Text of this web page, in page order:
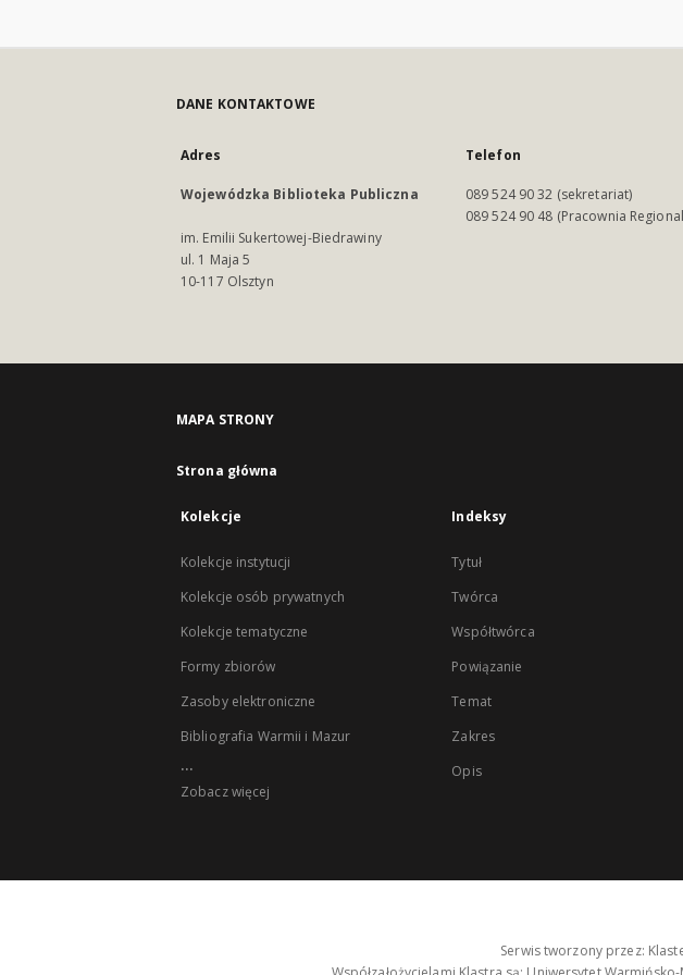
DANE KONTAKTOWE
Adres
Wojewódzka Biblioteka Publiczna
im. Emilii Sukertowej-Biedrawiny
ul. 1 Maja 5
10-117 Olsztyn
Telefon
089 524 90 32 (sekretariat)
089 524 90 48 (Pracownia
MAPA STRONY
Strona główna
Kolekcje
Kolekcje instytucji
Kolekcje osób prywatnych
Kolekcje tematyczne
Formy zbiorów
Zasoby elektroniczne
Bibliografia Warmii i Mazur
...
Zobacz więcej
Indeksy
Tytuł
Twórca
Współtwórca
Powiązanie
Temat
Zakres
Opis
Serwis tworzony przez: